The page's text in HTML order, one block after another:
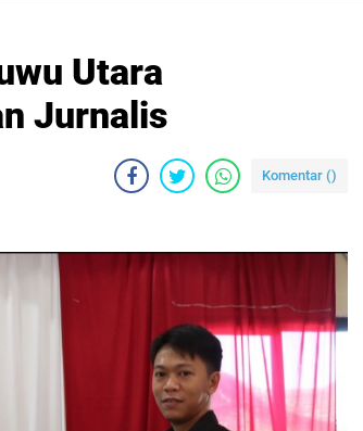
Utara
Jurnalis
Komentar ()